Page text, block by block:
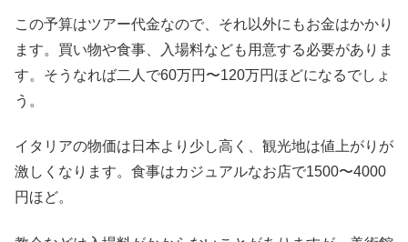
この予算はツアー代金なので、それ以外にもお金はかかり
ます。買い物や食事、入場料なども用意する必要がありま
す。そうなれば二人で60万円〜120万円ほどになるでしょ
う。
イタリアの物価は日本より少し高く、観光地は値上がりが
激しくなります。食事はカジュアルなお店で1500〜4000
円ほど。